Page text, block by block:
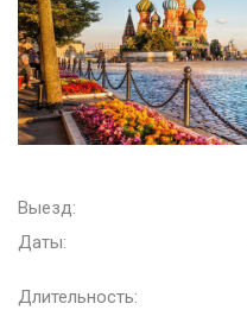
Выезд:
Даты:
Длительность: